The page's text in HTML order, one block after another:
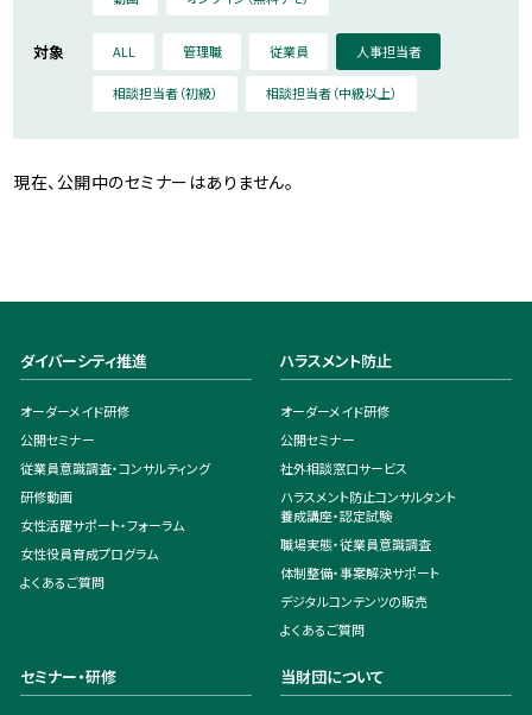
対象 ALL 管理職 従業員 人事担当者
相談担当者（初級） 相談担当者（中級以上）
現在、公開中のセミナーはありません。
ダイバーシティ推進
オーダーメイド研修
公開セミナー
従業員意識調査・コンサルティング
研修動画
女性活躍サポート・フォーラム
女性役員育成プログラム
よくあるご質問
ハラスメント防止
オーダーメイド研修
公開セミナー
社外相談窓口サービス
ハラスメント防止コンサルタント
養成講座・認定試験
職場実態・従業員意識調査
体制整備・事案解決サポート
デジタルコンテンツの販売
よくあるご質問
セミナー・研修 当財団について